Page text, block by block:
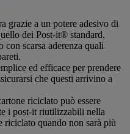
grazie a un potere adesivo di
dei Post-it® standard.
scarsa aderenza quali
ed efficace per prendere
che questi arrivino a
riciclato può essere
i post-it riutilizzabili nella
riciclato quando non sarà più